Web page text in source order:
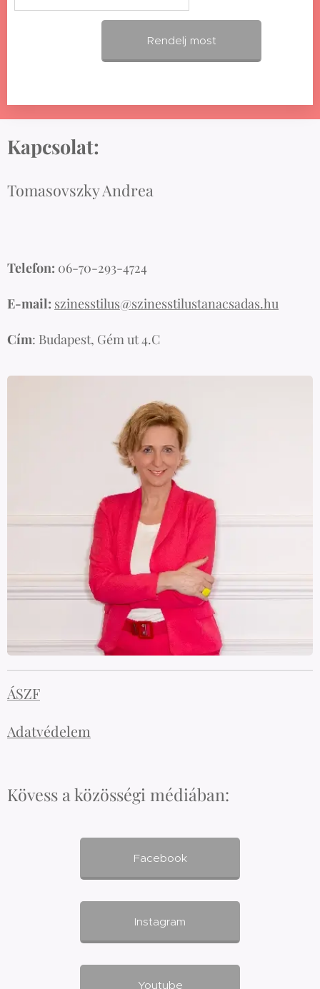
Rendelj most
Kapcsolat:
Tomasovszky Andrea
Telefon: 06-70-293-4724
E-mail: szinesstilus@szinesstilustanacsadas.hu
Cím: Budapest, Gém ut 4.C
ÁSZF
Adatvédelem
Kövess a közösségi médiában:
Facebook
Instagram
Youtube